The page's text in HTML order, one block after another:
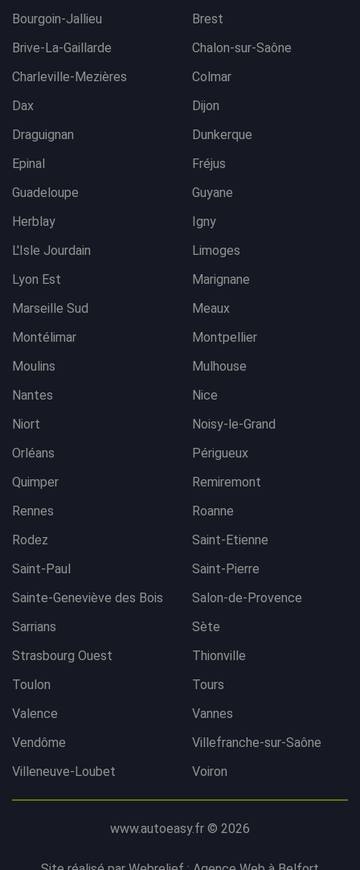
Bourgoin-Jallieu
Brest
Brive-La-Gaillarde
Chalon-sur-Saône
Charleville-Mezières
Colmar
Dax
Dijon
Draguignan
Dunkerque
Epinal
Fréjus
Guadeloupe
Guyane
Herblay
Igny
L'Isle Jourdain
Limoges
Lyon Est
Marignane
Marseille Sud
Meaux
Montélimar
Montpellier
Moulins
Mulhouse
Nantes
Nice
Niort
Noisy-le-Grand
Orléans
Périgueux
Quimper
Remiremont
Rennes
Roanne
Rodez
Saint-Etienne
Saint-Paul
Saint-Pierre
Sainte-Geneviève des Bois
Salon-de-Provence
Sarrians
Sète
Strasbourg Ouest
Thionville
Toulon
Tours
Valence
Vannes
Vendôme
Villefranche-sur-Saône
Villeneuve-Loubet
Voiron
www.autoeasy.fr © 2026